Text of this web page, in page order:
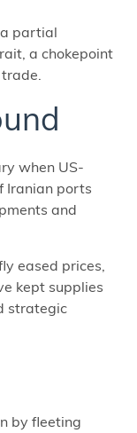
a partial
a chokepoint
when US-
Iranian ports
and
eased prices,
kept supplies
strategic
by fleeting